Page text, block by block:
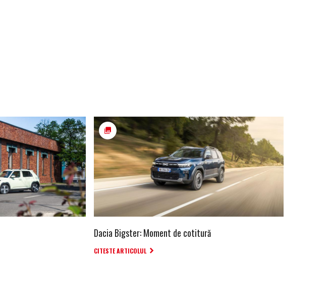
Dacia Bigster: Moment de cotitură
CITESTE ARTICOLUL